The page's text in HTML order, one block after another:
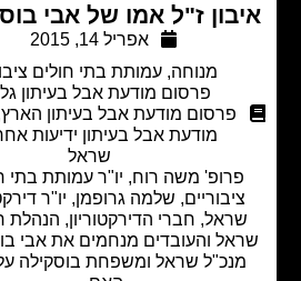
ז"ל אמו של אבי בוסקילה
אפריל 14, 2015
עמותת בתי חולים ציבוריים,
פרסום מודעת אבל בעיתון גלובס,
פרסום מודעת אבל בעיתון הארץ,פרסום
מודעת אבל בעיתון ידיעות אחרונות,
משה רוח, יו"ר עמותת בתי חולים
שלמה גרופמן, יו"ר דירקטוריון
חברי הדירקטוריון, הנהלת חברת
והעובדים מנחמים את אבי בוסקילה,
שראל ומשפחת בוסקילה על מות